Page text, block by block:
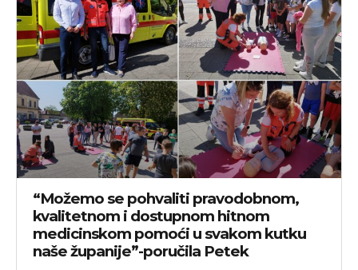
“Možemo se pohvaliti pravodobnom,
kvalitetnom i dostupnom hitnom
medicinskom pomoći u svakom kutku
naše županije”-poručila Petek